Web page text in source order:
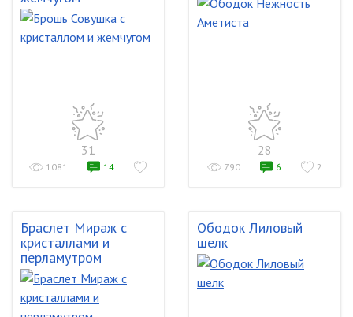
31
1081 14
28
790 6 2
Браслет Мираж с
кристаллами и
перламутром
Ободок Лиловый
шелк